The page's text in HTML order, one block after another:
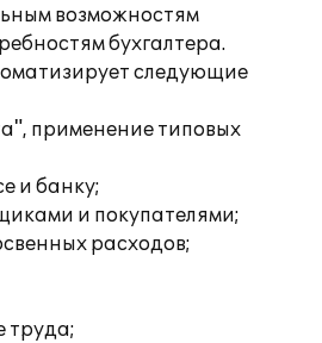
возможностям
бухгалтера.
следующие
применение типовых
и банку;
и покупателями;
расходов;
труда;